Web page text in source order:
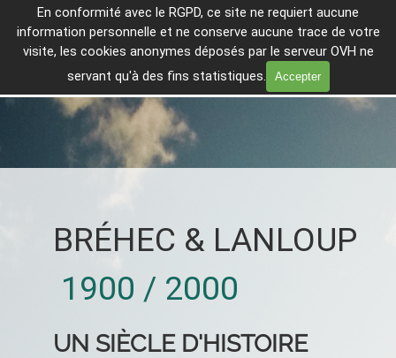
En conformité avec le RGPD, ce site ne requiert aucune
information personnelle et ne conserve aucune trace de votre
visite, les cookies anonymes déposés par le serveur OVH ne
servant qu'à des fins statistiques.
Accepter
Aller au contenu
Breheg ha Lanleñv er c'hantvedoù
tremenet
Sauter le menu
En direct
BRÉHEC & LANLOUP
1900 / 2000
UN SIÈCLE D'HISTOIRE